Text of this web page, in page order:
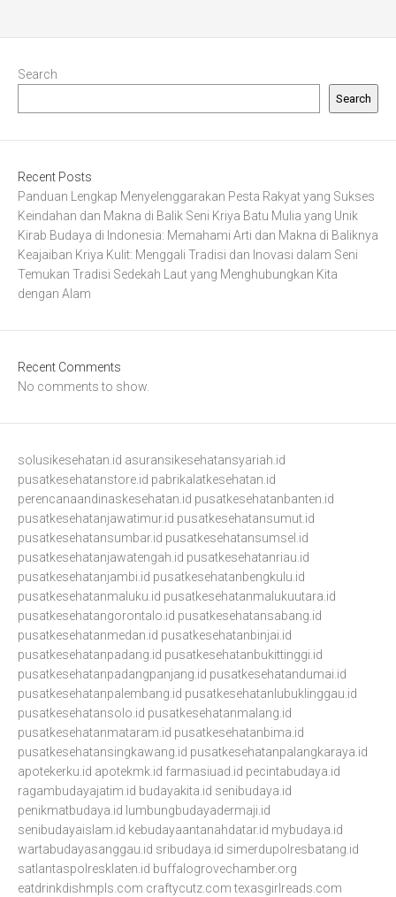
Search
Search
Recent Posts
Panduan Lengkap Menyelenggarakan Pesta Rakyat yang Sukses
Keindahan dan Makna di Balik Seni Kriya Batu Mulia yang Unik
Kirab Budaya di Indonesia: Memahami Arti dan Makna di Baliknya
Keajaiban Kriya Kulit: Menggali Tradisi dan Inovasi dalam Seni
Temukan Tradisi Sedekah Laut yang Menghubungkan Kita
dengan Alam
Recent Comments
No comments to show.
solusikesehatan.id asuransikesehatansyariah.id
pusatkesehatanstore.id pabrikalatkesehatan.id
perencanaandinaskesehatan.id pusatkesehatanbanten.id
pusatkesehatanjawatimur.id pusatkesehatansumut.id
pusatkesehatansumbar.id pusatkesehatansumsel.id
pusatkesehatanjawatengah.id pusatkesehatanriau.id
pusatkesehatanjambi.id pusatkesehatanbengkulu.id
pusatkesehatanmaluku.id pusatkesehatanmalukuutara.id
pusatkesehatangorontalo.id pusatkesehatansabang.id
pusatkesehatanmedan.id pusatkesehatanbinjai.id
pusatkesehatanpadang.id pusatkesehatanbukittinggi.id
pusatkesehatanpadangpanjang.id pusatkesehatandumai.id
pusatkesehatanpalembang.id pusatkesehatanlubuklinggau.id
pusatkesehatansolo.id pusatkesehatanmalang.id
pusatkesehatanmataram.id pusatkesehatanbima.id
pusatkesehatansingkawang.id pusatkesehatanpalangkaraya.id
apotekerku.id apotekmk.id farmasiuad.id pecintabudaya.id
ragambudayajatim.id budayakita.id senibudaya.id
penikmatbudaya.id lumbungbudayadermaji.id
senibudayaislam.id kebudayaantanahdatar.id mybudaya.id
wartabudayasanggau.id sribudaya.id simerdupolresbatang.id
satlantaspolresklaten.id buffalogrovechamber.org
eatdrinkdishmpls.com craftycutz.com texasgirlreads.com